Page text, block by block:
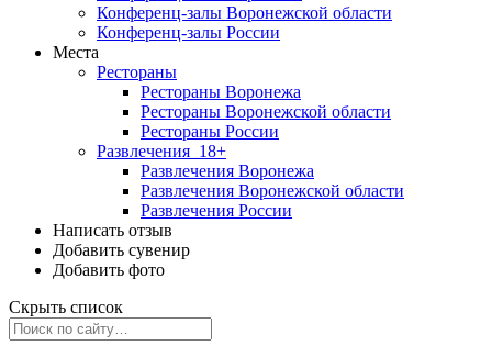
Конференц-залы Воронежской области
Конференц-залы России
Места
Рестораны
Рестораны Воронежа
Рестораны Воронежской области
Рестораны России
Развлечения 18+
Развлечения Воронежа
Развлечения Воронежской области
Развлечения России
Написать отзыв
Добавить сувенир
Добавить фото
Скрыть список